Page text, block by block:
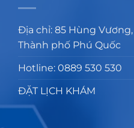
Địa chỉ: 85 Hùng
Thành phố Phú Quốc
Hotline: 0889 530 530
ĐẶT LỊCH KHÁM